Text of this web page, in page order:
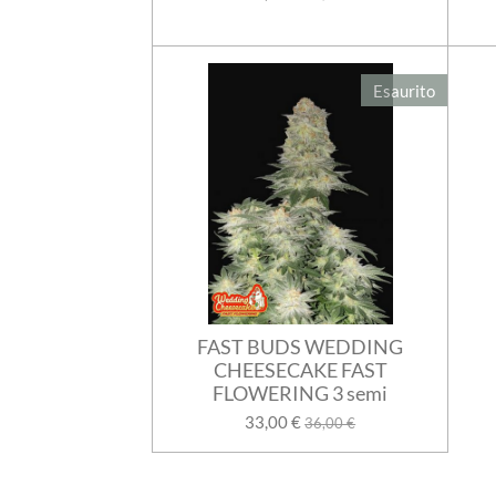
Esaurito
FAST BUDS WEDDING
CHEESECAKE FAST
FLOWERING 3 semi
33,00 €36,00 €